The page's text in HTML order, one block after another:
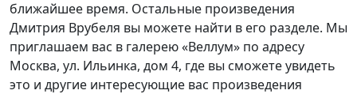
ближайшее время. Остальные произведения
Дмитрия Врубеля вы можете найти в его разделе. Мы
приглашаем вас в галерею «Веллум» по адресу
Москва, ул. Ильинка, дом 4, где вы сможете увидеть
это и другие интересующие вас произведения